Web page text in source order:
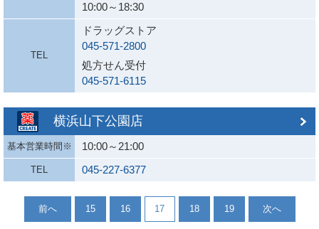
10:00～18:30
TEL
ドラッグストア
045-571-2800
処方せん受付
045-571-6115
横浜山下公園店
基本営業時間※ 10:00～21:00
TEL 045-227-6377
前へ 15 16 17 18 19 次へ